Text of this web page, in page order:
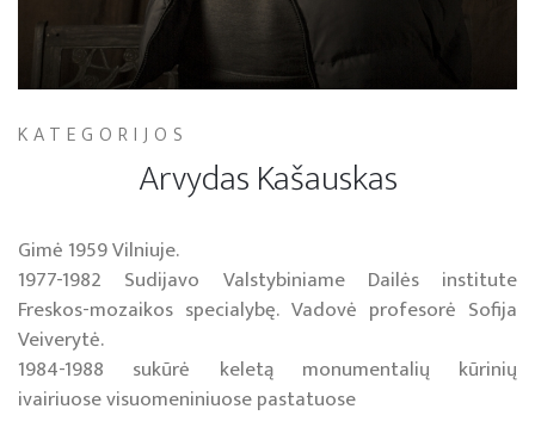
KATEGORIJOS
Arvydas Kašauskas
Gimė 1959 Vilniuje.
1977-1982 Sudijavo Valstybiniame Dailės institute
Freskos-mozaikos specialybę. Vadovė profesorė Sofija
Veiverytė.
1984-1988 sukūrė keletą monumentalių kūrinių
ivairiuose visuomeniniuose pastatuose